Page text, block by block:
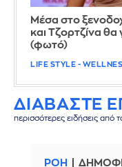
Μέσα στο
και Τζορτζίνα
(φωτό)
LIFE STYLE -
ΔΙΑΒΑΣΤΕ
περισσότερες ειδήσεις από
ΡΟΗ